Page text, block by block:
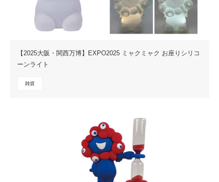
【2025大阪・関西万博】EXPO2025 ミャクミャク お座りシリコ
ーンライト
雑貨